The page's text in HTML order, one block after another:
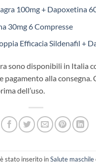
100mg + Dapoxetina
30mg 6 Compresse
Efficacia Sildenafil +
sono disponibili in Italia
pagamento alla consegna.
dell’uso.
stato inserito inSalute maschile